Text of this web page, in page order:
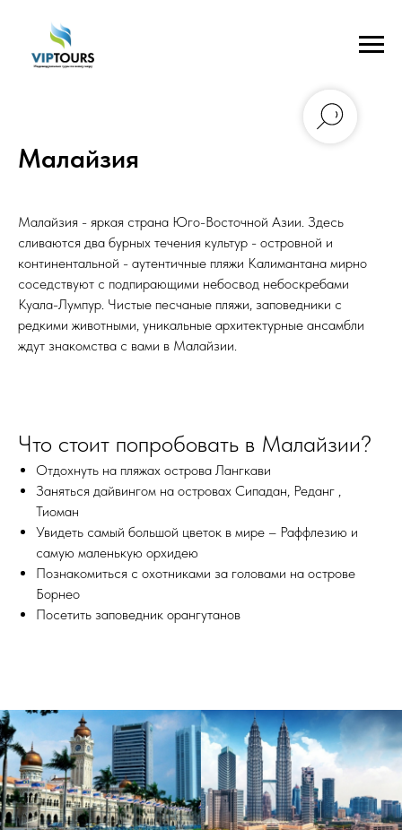
Малайзия
Малайзия - яркая страна Юго-Восточной Азии. Здесь
сливаются два бурных течения культур - островной и
континентальной - аутентичные пляжи Калимантана мирно
соседствуют с подпирающими небосвод небоскребами
Куала-Лумпур. Чистые песчаные пляжи, заповедники с
редкими животными, уникальные архитектурные ансамбли
ждут знакомства с вами в Малайзии.
Что стоит попробовать в Малайзии?
Отдохнуть на пляжах острова Лангкави
Заняться дайвингом на островах Сипадан, Реданг ,
Тиоман
Увидеть самый большой цветок в мире – Раффлезию и
самую маленькую орхидею
Познакомиться с охотниками за головами на острове
Борнео
Посетить заповедник орангутанов